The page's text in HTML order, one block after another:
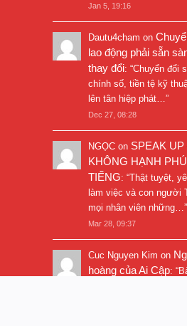
Jan 5, 19:16
Dautu4cham on
lao động phải sẵn
thay đổi: “Chuyển đổi
chính số, tiền tệ kỹ
lên tân hiệp phát… ”
Dec 27, 08:28
NGỌC on SPEAK
KHÔNG HẠNH
TIẾNG: “Thật tuyệt,
làm việc và con người
mọi nhân viên những… ”
Mar 28, 09:37
Cuc Nguyen Kim on
hoàng của Ai Cập: “